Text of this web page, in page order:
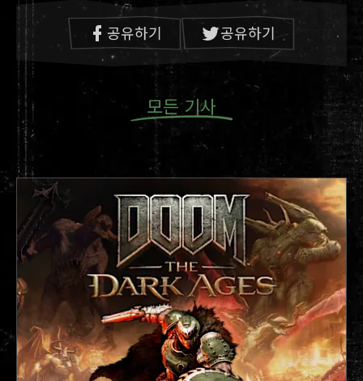
공유하기 공유하기
모든 기사